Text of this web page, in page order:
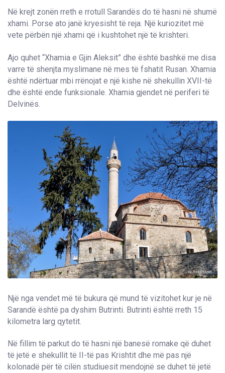
Në krejt zonën rreth e rrotull Sarandës do të hasni në shumë
xhami. Porse ato janë kryesisht të reja. Një kuriozitet më
vete përbën një xhami që i kushtohet një të krishteri.
Ajo quhet “Xhamia e Gjin Aleksit” dhe është bashkë me disa
varre të shenjta myslimane në mes të fshatit Rusan. Xhamia
është ndërtuar mbi rrënojat e një kishe në shekullin XVII-të
dhe është ende funksionale. Xhamia gjendet në periferi të
Delvinës.
Një nga vendet më të bukura që mund të vizitohet kur je në
Sarandë është pa dyshim Butrinti. Butrinti është rreth 15
kilometra larg qytetit.
Në fillim të parkut do të hasni një banesë romake që duhet
të jetë e shekullit të II-të pas Krishtit dhe më pas një
kolonadë për të cilën studiuesit mendojnë se duhet të jetë